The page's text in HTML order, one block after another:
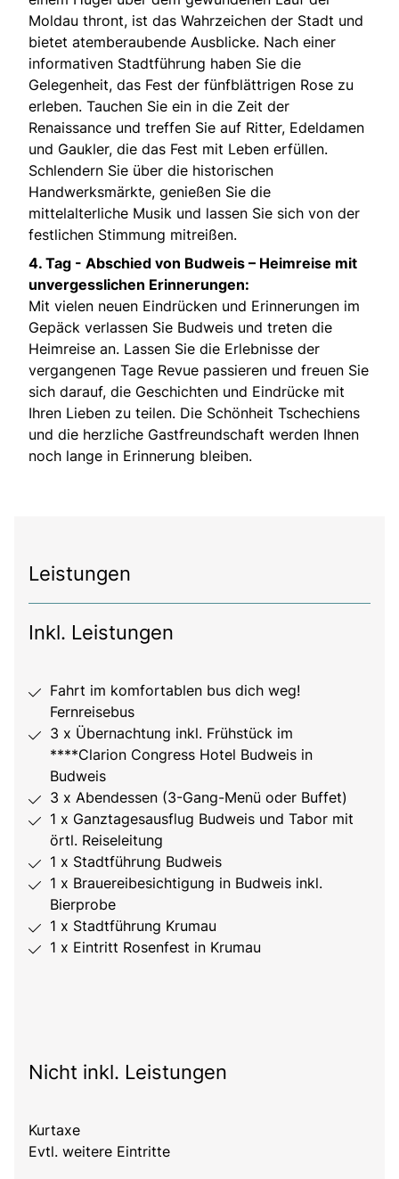
Moldau thront, ist das Wahrzeichen der Stadt und
bietet atemberaubende Ausblicke. Nach einer
informativen Stadtführung haben Sie die
Gelegenheit, das Fest der fünfblättrigen Rose zu
erleben. Tauchen Sie ein in die Zeit der
Renaissance und treffen Sie auf Ritter, Edeldamen
und Gaukler, die das Fest mit Leben erfüllen.
Schlendern Sie über die historischen
Handwerksmärkte, genießen Sie die
mittelalterliche Musik und lassen Sie sich von der
festlichen Stimmung mitreißen.
4. Tag - Abschied von Budweis – Heimreise mit
unvergesslichen Erinnerungen:
Mit vielen neuen Eindrücken und Erinnerungen im
Gepäck verlassen Sie Budweis und treten die
Heimreise an. Lassen Sie die Erlebnisse der
vergangenen Tage Revue passieren und freuen Sie
sich darauf, die Geschichten und Eindrücke mit
Ihren Lieben zu teilen. Die Schönheit Tschechiens
und die herzliche Gastfreundschaft werden Ihnen
noch lange in Erinnerung bleiben.
Leistungen
Inkl. Leistungen
Fahrt im komfortablen bus dich weg!
Fernreisebus
3 x Übernachtung inkl. Frühstück im
****Clarion Congress Hotel Budweis in
Budweis
3 x Abendessen (3-Gang-Menü oder Buffet)
1 x Ganztagesausflug Budweis und Tabor mit
örtl. Reiseleitung
1 x Stadtführung Budweis
1 x Brauereibesichtigung in Budweis inkl.
Bierprobe
1 x Stadtführung Krumau
1 x Eintritt Rosenfest in Krumau
Nicht inkl. Leistungen
Kurtaxe
Evtl. weitere Eintritte